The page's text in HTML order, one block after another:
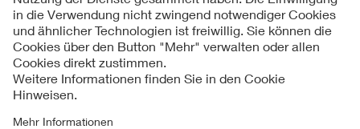
Kontakt
Impressum
Datenschutzinformationen